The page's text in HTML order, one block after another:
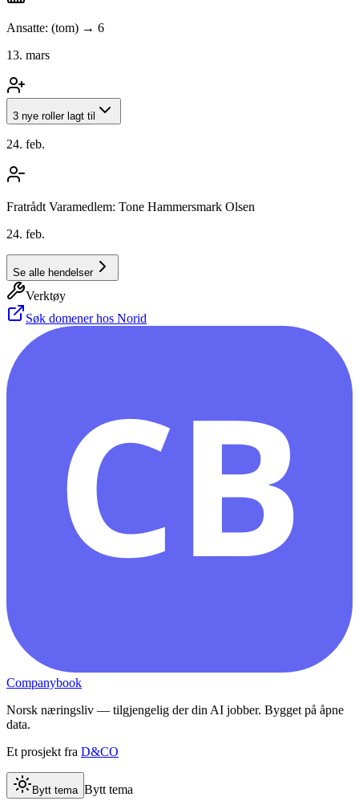
Ansatte: (tom) → 6
13. mars
3 nye roller lagt til
24. feb.
Fratrådt Varamedlem: Tone Hammersmark Olsen
24. feb.
Se alle hendelser
Verktøy
Søk domener hos Norid
CB
Companybook
Norsk næringsliv — tilgjengelig der din AI jobber. Bygget på åpne
data.
Et prosjekt fra D&CO
Bytt tema Bytt tema